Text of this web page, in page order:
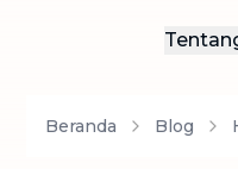
Beranda Blog